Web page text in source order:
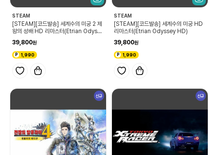
STEAM
[STEAM][코드발송] 세계수의 미궁 2 제
왕의 성배 HD 리마스터(Etrian Odysse
39,800
1,990
STEAM
[STEAM][코드발송] 세계수의 미궁 HD
리마스터(Etrian Odyssey HD)
39,800
1,990
신규 신규